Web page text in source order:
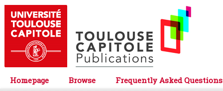
Homepage Browse
Frequently Asked Questions